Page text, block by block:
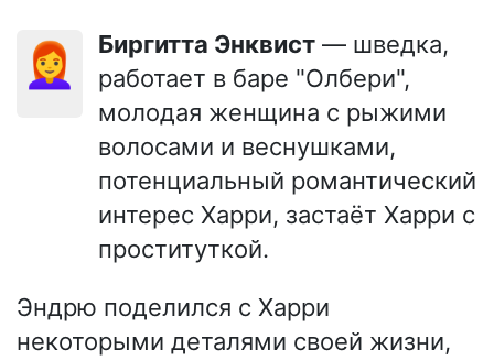
👩‍🦰 Биргитта Энквист — шведка,
работает в баре "Олбери",
молодая женщина с рыжими
волосами и веснушками,
потенциальный романтический
интерес Харри, застаёт Харри с
проституткой.
Эндрю поделился с Харри
некоторыми деталями своей жизни,